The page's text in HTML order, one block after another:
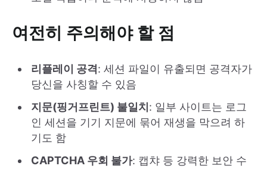
여전히 주의해야 할 점
리플레이 공격 : 세션 파일이 유출되면 공격자가
당신을 사칭할 수 있음
지문(핑거프린트) 불일치 : 일부 사이트는 로그
인 세션을 기기 지문에 묶어 재생을 막으려 하
기도 함
CAPTCHA 우회 불가: 캡챠 등 강력한 보안 수